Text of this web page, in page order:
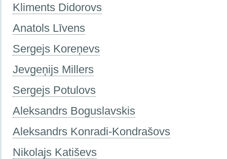
Kliments Didorovs
Anatols Līvens
Sergejs Koreņevs
Jevgeņijs Millers
Sergejs Potulovs
Aleksandrs Boguslavskis
Aleksandrs Konradi-Kondrašovs
Nikolajs Katiševs